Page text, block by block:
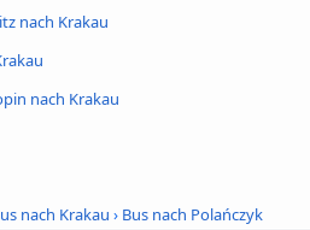
nach Krakau
nach Krakau
nach Krakau › Bus nach Polańczyk